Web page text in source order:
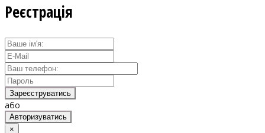
Реєстрація
Зареєструватись
або
Авторизуватись
×